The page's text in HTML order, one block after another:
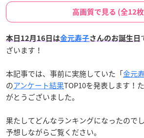
高画質で見る (全12
本日12月16日は金元寿子さんのお誕生日
ざいます！
本記事では、事前に実施していた「金元
のアンケート結果TOP10を発表します！
がとうございました。
果たしてどんなランキングになったので
予想しながらご覧ください。